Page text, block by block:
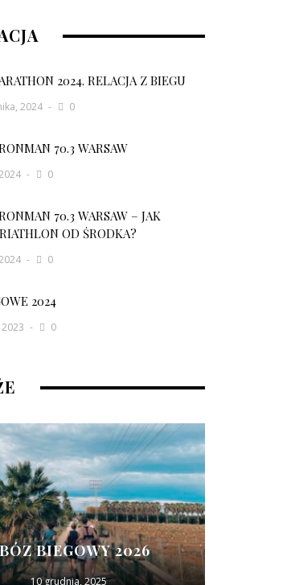
2024. RELACJA Z BIEGU
2024 0
70.3 WARSAW
0
70.3 WARSAW – JAK
OD ŚRODKA?
0
2024
0
BIEGOWY 2026
10 grudnia, 2025